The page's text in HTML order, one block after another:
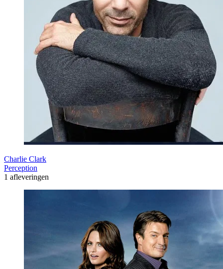
Charlie Clark
Perception
1 afleveringen